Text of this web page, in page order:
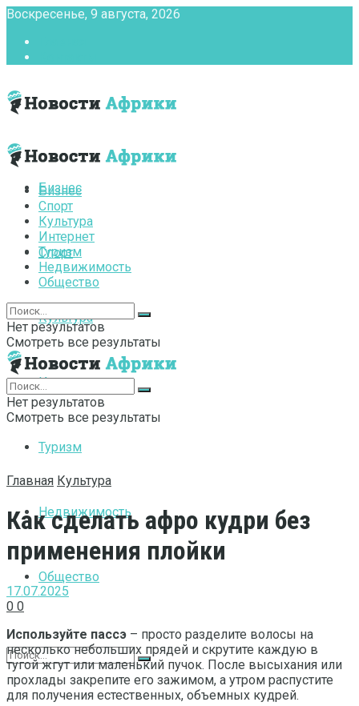
Воскресенье, 9 августа, 2026
Бизнес
Спорт
Культура
Интернет
Туризм
Недвижимость
Общество
Бизнес
Спорт
Культура
Интернет
Туризм
Недвижимость
Общество
Нет результатов
Смотреть все результаты
Нет результатов
Смотреть все результаты
Главная Культура
Как сделать афро кудри без
применения плойки
17.07.2025
0 0
Используйте пассэ – просто разделите волосы на
несколько небольших прядей и скрутите каждую в
тугой жгут или маленький пучок. После высыхания или
прохлады закрепите его зажимом, а утром распустите
для получения естественных, объемных кудрей.